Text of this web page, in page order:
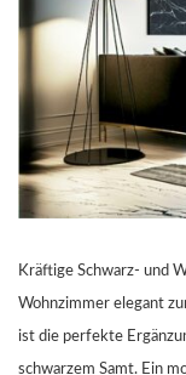
Kräftige Schwarz- und
Wohnzimmer elegant
ist die perfekte
schwarzem Samt. Ein